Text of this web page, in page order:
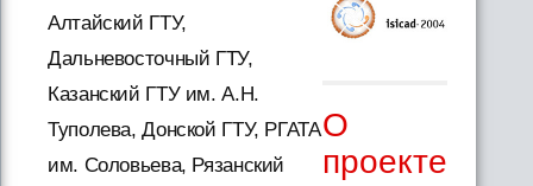
Алтайский ГТУ,
Дальневосточный ГТУ,
Казанский ГТУ им. А.Н.
Туполева, Донской ГТУ, РГАТА
им. Соловьева, Рязанский
О
проекте